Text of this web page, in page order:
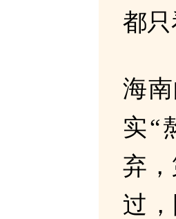
都只
海
实“
弃
过